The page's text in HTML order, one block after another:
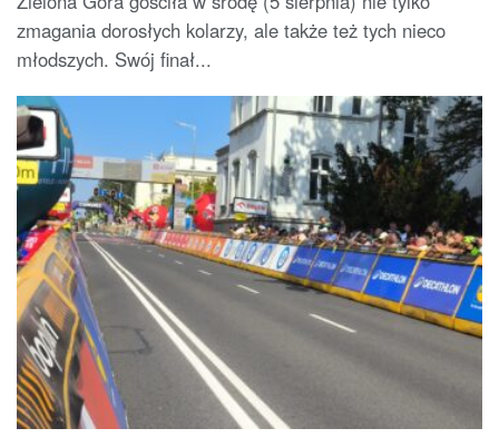
zmagania dorosłych kolarzy, ale także też tych nieco
młodszych. Swój finał...